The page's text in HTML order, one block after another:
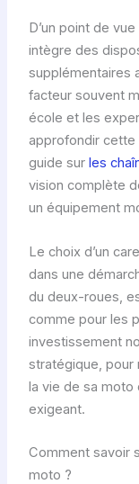
r
é
n
a
g
e
s
m
o
o
a
v
e
c
d
e
s
D’un point de
intègre des
supplémentaires
facteur souvent
école et les
approfondir cette
guide sur les
vision complète
un équipement
Le choix d’un
dans une
du deux-roues,
comme pour les
investissement
stratégique, pour
la vie de sa moto
exigeant.
Comment savoir
moto ?